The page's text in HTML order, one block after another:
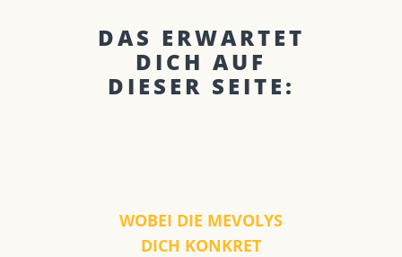
DAS ERWARTET
DICH AUF
DIESER SEITE:
WOBEI DIE MEVOLYS
DICH KONKRET